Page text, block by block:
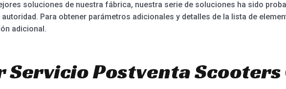
soluciones de nuestra fábrica, nuestra serie de soluciones ha sido
Para obtener parámetros adicionales y detalles de la lista de
adicional.
Servicio Postventa